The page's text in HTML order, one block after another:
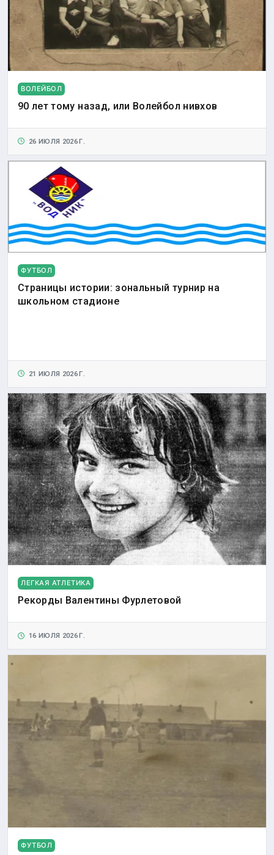
ВОЛЕЙБОЛ
90 лет тому назад, или Волейбол нивхов
26 ИЮЛЯ 2026 Г.
ФУТБОЛ
Страницы истории: зональный турнир на
школьном стадионе
21 ИЮЛЯ 2026 Г.
ЛЕГКАЯ АТЛЕТИКА
Рекорды Валентины Фурлетовой
16 ИЮЛЯ 2026 Г.
ФУТБОЛ